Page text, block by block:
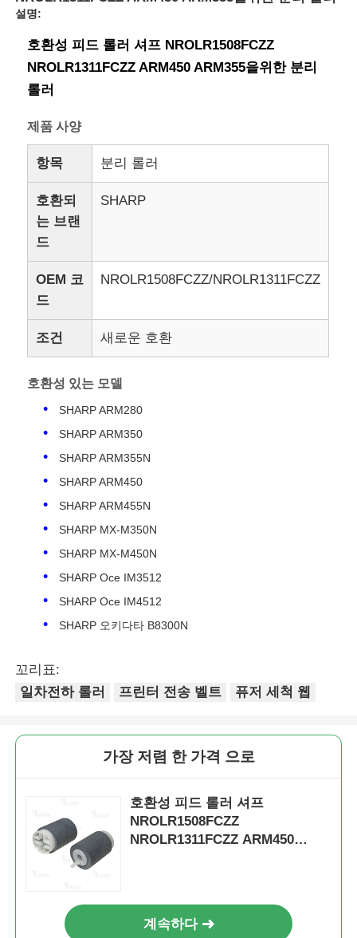
회사 소개
설명:
호환성 피드 롤러 셔프 NROLR1508FCZZ
NROLR1311FCZZ ARM450 ARM355을위한 분리
롤러
제품 사양
항목 분리 롤러
호환되
는 브랜
드
SHARP
OEM 코
드
NROLR1508FCZZ/NROLR1311FCZZ
조건 새로운 호환
호환성 있는 모델
SHARP ARM280
SHARP ARM350
SHARP ARM355N
SHARP ARM450
SHARP ARM455N
SHARP MX-M350N
SHARP MX-M450N
SHARP Oce IM3512
SHARP Oce IM4512
SHARP 오키다타 B8300N
꼬리표:
일차전하 롤러
프린터 전송 벨트 퓨저 세척 웹
가장 저렴 한 가격 으로
호환성 피드 롤러 셔프
NROLR1508FCZZ
NROLR1311FCZZ ARM450
계속하다